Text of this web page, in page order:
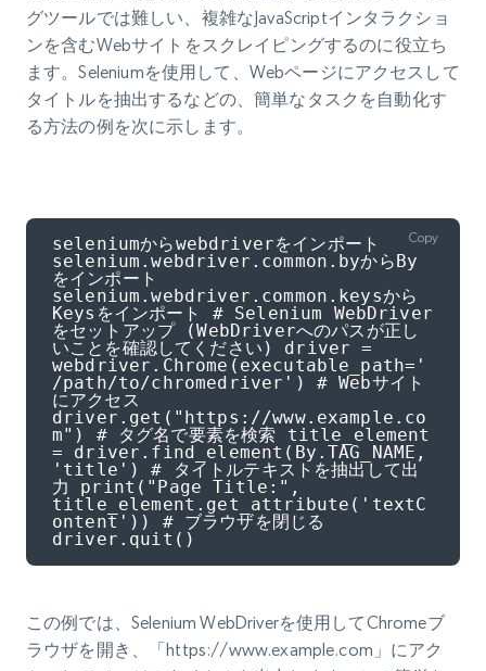
グツールでは難しい、複雑なJavaScriptインタラクショ
ンを含むWebサイトをスクレイピングするのに役立ち
ます。Seleniumを使用して、Webページにアクセスして
タイトルを抽出するなどの、簡単なタスクを自動化す
る方法の例を次に示します。
seleniumからwebdriverをインポート
selenium.webdriver.common.byからBy
をインポート
selenium.webdriver.common.keysから
Keysをインポート # Selenium WebDriver
をセットアップ (WebDriverへのパスが正し
いことを確認してください) driver =
webdriver.Chrome(executable_path='
/path/to/chromedriver') # Webサイト
にアクセス
driver.get("https://www.example.co
m") # タグ名で要素を検索 title_element
= driver.find_element(By.TAG_NAME,
'title') # タイトルテキストを抽出して出
力 print("Page Title:",
title_element.get_attribute('textC
ontent')) # ブラウザを閉じる
driver.quit()
Copy
この例では、Selenium WebDriverを使用してChromeブ
ラウザを開き、「https://www.example.com」にアク